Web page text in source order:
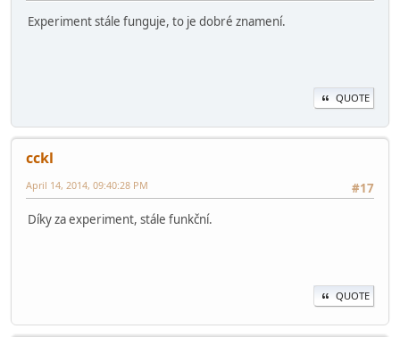
Experiment stále funguje, to je dobré znamení.
QUOTE
cckl
#17
April 14, 2014, 09:40:28 PM
Díky za experiment, stále funkční.
QUOTE